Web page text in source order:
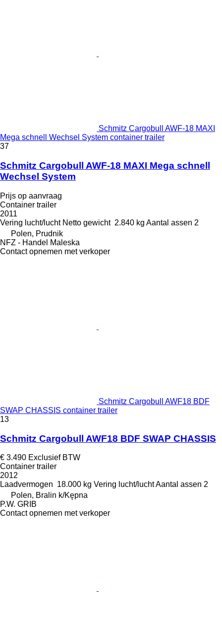
Schmitz Cargobull AWF-18 MAXI
Mega schnell Wechsel System container trailer
37
Schmitz Cargobull AWF-18 MAXI Mega schnell
Wechsel System
Prijs op aanvraag
Container trailer
2011
Vering lucht/lucht Netto gewicht 2.840 kg Aantal assen 2
Polen, Prudnik
NFZ - Handel Maleska
Contact opnemen met verkoper
Schmitz Cargobull AWF18 BDF
SWAP CHASSIS container trailer
13
Schmitz Cargobull AWF18 BDF SWAP CHASSIS
€ 3.490 Exclusief BTW
Container trailer
2012
Laadvermogen 18.000 kg Vering lucht/luchtAantal assen 2
Polen, Bralin k/Kępna
P.W. GRIB
Contact opnemen met verkoper